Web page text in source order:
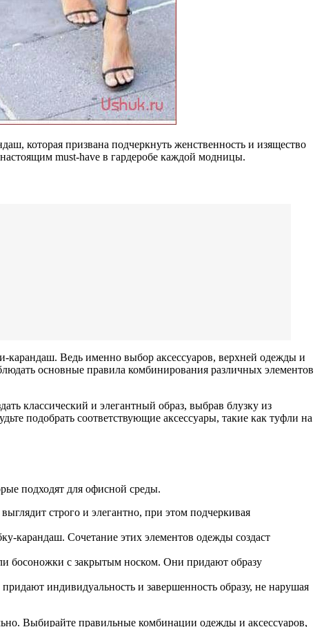
которая призвана подчеркнуть женственность и изящество
must-have в гардеробе каждой модницы.
карандаш. Ведь именно выбор аксессуаров, верхней одежды и
основные правила комбинирования различных элементов
классический и элегантный образ, выбрав блузку из
подобрать соответствующие аксессуары, такие как туфли на
подходят для офисной среды.
строго и элегантно, при этом подчеркивая
карандаш. Сочетание этих элементов одежды создаст
босоножки с закрытым носком. Они придают образу
индивидуальность и завершенность образу, не нарушая
Выбирайте правильные комбинации одежды и аксессуаров,